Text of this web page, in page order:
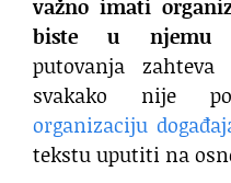
važno imati
biste u njemu
putovanja
svakako nije
organizaciju
tekstu uputiti na